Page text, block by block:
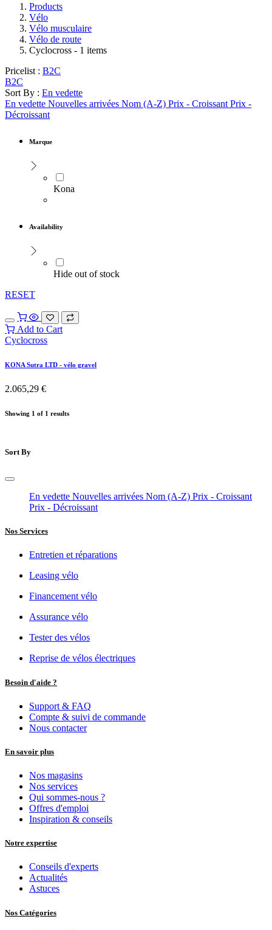
Products
Vélo
Vélo musculaire
Vélo de route
Cyclocross - 1 items
Pricelist : B2C
B2C
Sort By : En vedette
En vedette Nouvelles arrivées Nom (A-Z) Prix - Croissant Prix -
Décroissant
Marque
Kona
Availability
Hide out of stock
RESET
Add to Cart
Cyclocross
KONA Sutra LTD - vélo gravel
2.065,29 €
Showing 1 of 1 results
Sort By
En vedette Nouvelles arrivées Nom (A-Z) Prix - Croissant
Prix - Décroissant
Nos Services
Entretien et réparations
Leasing vélo
Financement vélo
Assurance vélo
Tester des vélos
Reprise de vélos électriques
Besoin d'aide ?
Support & FAQ
Compte & suivi de commande
Nous contacter
En savoir plus
Nos magasins
Nos services
Qui sommes-nous ?
Offres d'emploi
Inspiration & conseils
Notre expertise
Conseils d'experts
Actualités
Astuces
Nos Catégories